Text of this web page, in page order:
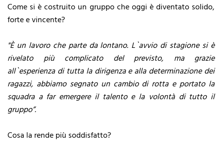
Come si è costruito un gruppo che oggi è diventato solido,
forte e vincente?
"È un lavoro che parte da lontano. L`avvio di stagione si è
rivelato più complicato del previsto, ma grazie
all`esperienza di tutta la dirigenza e alla determinazione dei
ragazzi, abbiamo segnato un cambio di rotta e portato la
squadra a far emergere il talento e la volontà di tutto il
gruppo”.
Cosa la rende più soddisfatto?